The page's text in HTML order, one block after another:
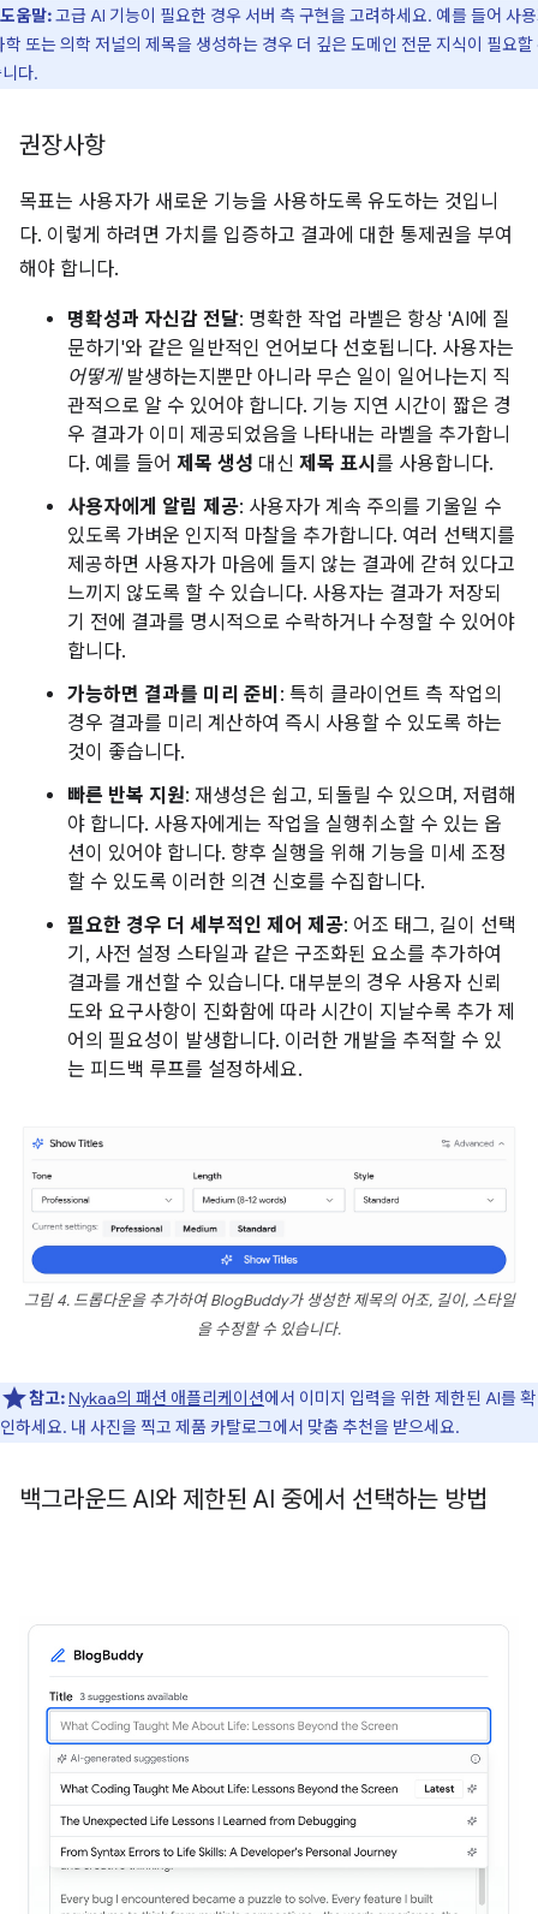
도움말:고급 AI 기능이 필요한 경우 서버 측 구현을 고려하세요. 예를 들어 사
학 또는 의학 저널의 제목을 생성하는 경우 더 깊은 도메인 전문 지식이 필요할
다.
권장사항
목표는 사용자가 새로운 기능을 사용하도록 유도하는 것입니
다. 이렇게 하려면 가치를 입증하고 결과에 대한 통제권을 부여
해야 합니다.
명확성과 자신감 전달: 명확한 작업 라벨은 항상 'AI에 질
문하기'와 같은 일반적인 언어보다 선호됩니다. 사용자는
어떻게발생하는지뿐만 아니라 무슨 일이 일어나는지 직
관적으로 알 수 있어야 합니다. 기능 지연 시간이 짧은 경
우 결과가 이미 제공되었음을 나타내는 라벨을 추가합니
다. 예를 들어 제목 생성 대신 제목 표시 를 사용합니다.
사용자에게 알림 제공: 사용자가 계속 주의를 기울일 수
있도록 가벼운 인지적 마찰을 추가합니다. 여러 선택지를
제공하면 사용자가 마음에 들지 않는 결과에 갇혀 있다고
느끼지 않도록 할 수 있습니다. 사용자는 결과가 저장되
기 전에 결과를 명시적으로 수락하거나 수정할 수 있어야
합니다.
가능하면 결과를 미리 준비 : 특히 클라이언트 측 작업의
경우 결과를 미리 계산하여 즉시 사용할 수 있도록 하는
것이 좋습니다.
빠른 반복 지원: 재생성은 쉽고, 되돌릴 수 있으며, 저렴해
야 합니다. 사용자에게는 작업을 실행취소할 수 있는 옵
션이 있어야 합니다. 향후 실행을 위해 기능을 미세 조정
할 수 있도록 이러한 의견 신호를 수집합니다.
필요한 경우 더 세부적인 제어 제공: 어조 태그, 길이 선택
기, 사전 설정 스타일과 같은 구조화된 요소를 추가하여
결과를 개선할 수 있습니다. 대부분의 경우 사용자 신뢰
도와 요구사항이 진화함에 따라 시간이 지날수록 추가 제
어의 필요성이 발생합니다. 이러한 개발을 추적할 수 있
는 피드백 루프를 설정하세요.
그림 4. 드롭다운을 추가하여 BlogBuddy가 생성한 제목의 어조, 길이, 스타일
을 수정할 수 있습니다.
참고:Nykaa의 패션 애플리케이션에서 이미지 입력을 위한 제한된 AI를 확
인하세요. 내 사진을 찍고 제품 카탈로그에서 맞춤 추천을 받으세요.
백그라운드 AI와 제한된 AI 중에서 선택하는 방법